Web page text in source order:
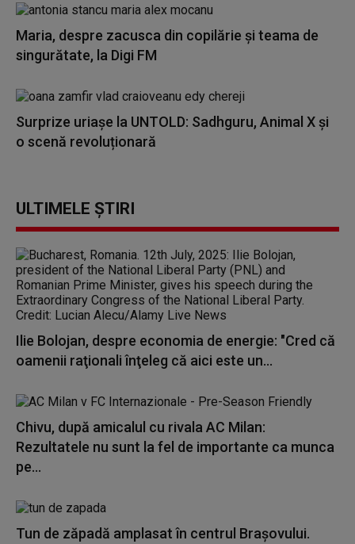
Maria, despre zacusca din copilărie și teama de
singurătate, la Digi FM
Surprize uriașe la UNTOLD: Sadhguru, Animal X și
o scenă revoluționară
ULTIMELE ȘTIRI
Ilie Bolojan, despre economia de energie: "Cred că
oamenii raţionali înţeleg că aici este un...
Chivu, după amicalul cu rivala AC Milan:
Rezultatele nu sunt la fel de importante ca munca
pe...
Tun de zăpadă amplasat în centrul Brașovului.